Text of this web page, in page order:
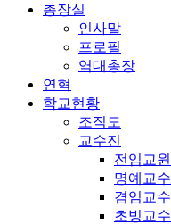
총장실
인사말
프로필
역대총장
연혁
학교현황
조직도
교수진
전임교원
명예교수
겸임교수
초빙교수